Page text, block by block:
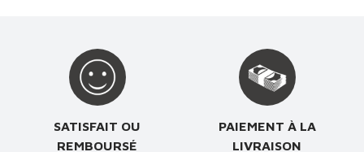
SATISFAIT OU
REMBOURSÉ
PAIEMENT À LA
LIVRAISON